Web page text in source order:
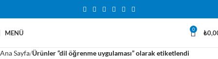
MENÜ 0 ₺
Ana Sayfa Ürünler “dil öğrenme uygulaması” olarak etiketlendi